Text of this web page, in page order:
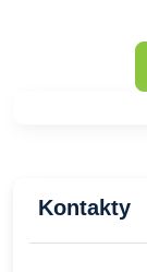
Kontakty